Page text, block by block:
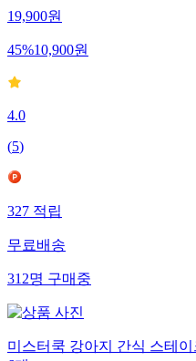
19,900원
45%10,900원
4.0
(5)
327적립
무료배송
312명구매중
미스터쿡 강아지 간식 스테